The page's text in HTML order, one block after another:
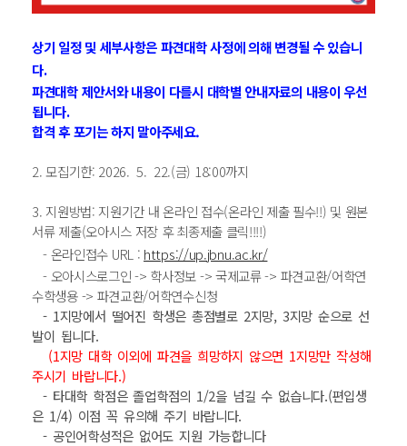
상기 일정 및 세부사항은 파견대학 사정에 의해 변경될 수 있습니
다.
파견대학 제안서와 내용이 다를시 대학별 안내자료의 내용이 우선
됩니다.
합격 후 포기는 하지 말아주세요.
2. 모집기한: 2026. 5. 22.(금) 18:00까지
3. 지원방법: 지원기간 내 온라인 접수(온라인 제출 필수!!) 및 원본
서류 제출(오아시스 저장 후 최종제출 클릭!!!!)
- 온라인접수 URL : https://up.jbnu.ac.kr/
-오아시스로그인 -> 학사정보 -> 국제교류 -> 파견교환/어학연
수학생용 -> 파견교환/어학연수신청
- 1지망에서 떨어진 학생은 총점별로 2지망, 3지망 순으로 선
발이 됩니다.
(1지망 대학 이외에 파견을 희망하지 않으면 1지망만 작성해
주시기 바랍니다.)
- 타대학 학점은 졸업학점의 1/2을 넘길 수 없습니다.(편입생
은 1/4) 이점 꼭 유의해 주기 바랍니다.
- 공인어학성적은 없어도 지원 가능합니다